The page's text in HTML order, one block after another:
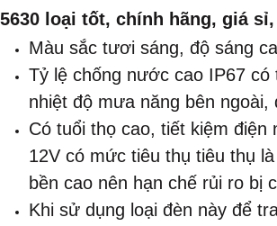
5630 loại tốt, chính hãng, giá
Màu sắc tươi sáng, độ sáng
Tỷ lệ chống nước cao IP67
nhiệt độ mưa năng bên ngoài,
Có tuổi thọ cao, tiết kiệm điện
12V có mức tiêu thụ tiêu thụ
bền cao nên hạn chế rủi ro bị
Khi sử dụng loại đèn này để